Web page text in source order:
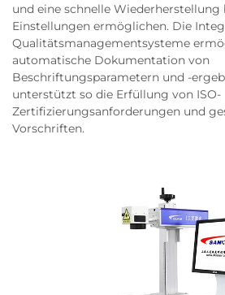
und eine schnelle Wiederherstellung
Einstellungen ermöglichen. Die
Qualitätsmanagementsysteme
automatische Dokumentation von
Beschriftungsparametern und -
unterstützt so die Erfüllung von ISO-
Zertifizierungsanforderungen und
Vorschriften.